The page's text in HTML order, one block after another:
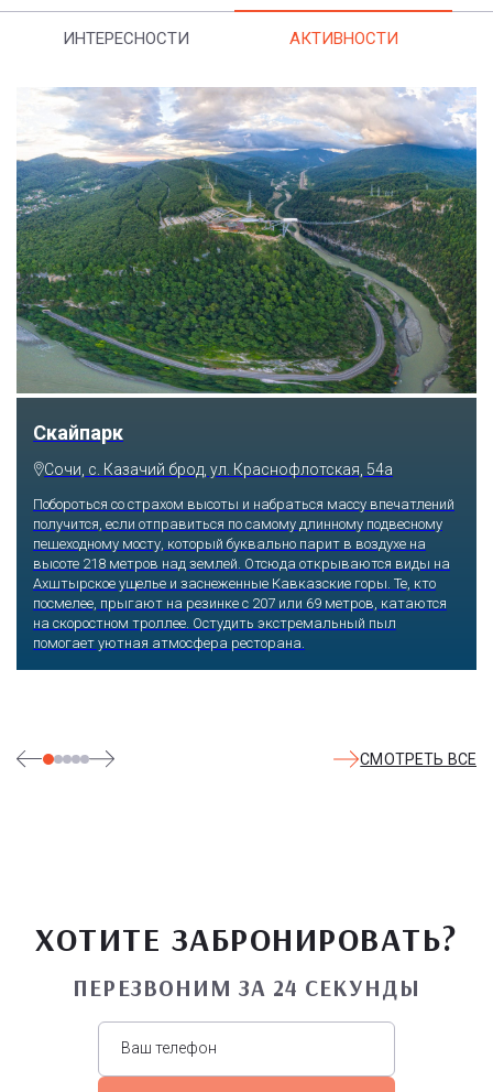
ИНТЕРЕСНОСТИ АКТИВНОСТИ
Парк «Ривьера»
Сочи, ул. Егорова, 1/6, микрорайон Центральный
Куда бы ни упал взгляд человека, он обязательно увидит здесь
что-то интересное, достойное занять значительное место в его
памяти и сердце. В парке множество привлекательных
скульптур, он всегда утопает в зелени и цветах. Не сосчитать
детских радостей: горок, каруселей, различных аттракционов.
Здесь комфортно заниматься спортом: есть теннисные корты и
уличные тренажеры.
СМОТРЕТЬ ВСЕ
ХОТИТЕ ЗАБРОНИРОВАТЬ?
ПЕРЕЗВОНИМ ЗА 24 СЕКУНДЫ